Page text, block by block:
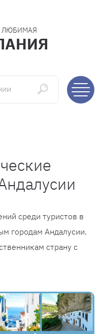
ЛЮБИМАЯ
среди туристов в
городам Андалусии.
страну с